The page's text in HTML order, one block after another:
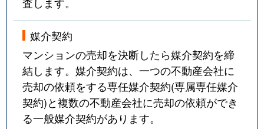
媒介契約
マンションの売却を決断したら媒介契約を締
結します。媒介契約は、一つの不動産会社に
売却の依頼をする専任媒介契約(専属専任媒介
契約)と複数の不動産会社に売却の依頼ができ
る一般媒介契約があります。